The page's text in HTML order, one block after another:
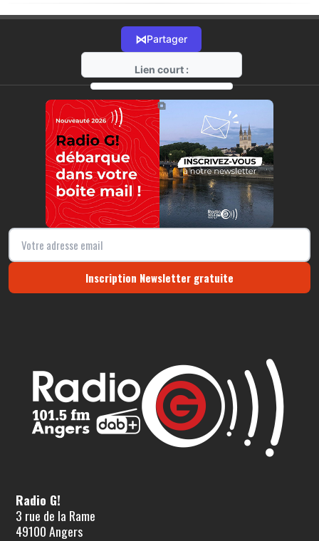
⋈Partager
Lien court :
https://radio-g.fr?12271
⧉
Inscription Newsletter gratuite
Radio G!
3 rue de la Rame
49100 Angers